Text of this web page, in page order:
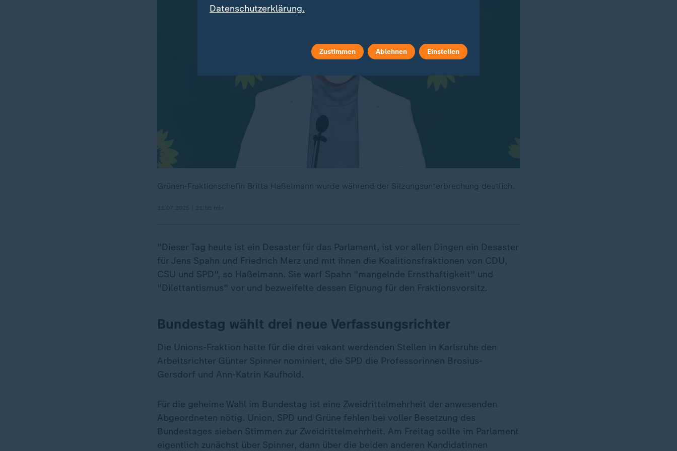
Grünen-Fraktionschefin Britta Haßelmann wurde während der Sitzungsunterbrechung deutlich.
"Dieser Tag heute ist ein Desaster für das Parlament, ist vor allen Dingen ein Desaster
für Jens Spahn und Friedrich Merz und mit ihnen die Koalitionsfraktionen von CDU,
CSU und SPD", so Haßelmann. Sie warf Spahn "mangelnde Ernsthaftigkeit" und
"Dilettantismus" vor und bezweifelte dessen Eignung für den Fraktionsvorsitz.
Bundestag wählt drei neue Verfassungsrichter
Die Unions-Fraktion hatte für die drei vakant werdenden Stellen in Karlsruhe den
Arbeitsrichter Günter Spinner nominiert, die SPD die Professorinnen Brosius-
Gersdorf und Ann-Katrin Kaufhold.
Für die geheime Wahl im Bundestag ist eine Zweidrittelmehrheit der anwesenden
Abgeordneten nötig. Union, SPD und Grüne fehlen bei voller Besetzung des
Bundestages sieben Stimmen zur Zweidrittelmehrheit. Am Freitag sollte im Parlament
eigentlich zunächst über Spinner, dann über die beiden anderen Kandidatinnen
Datenschutzerklärung.
Zustimmen Ablehnen Einstellen